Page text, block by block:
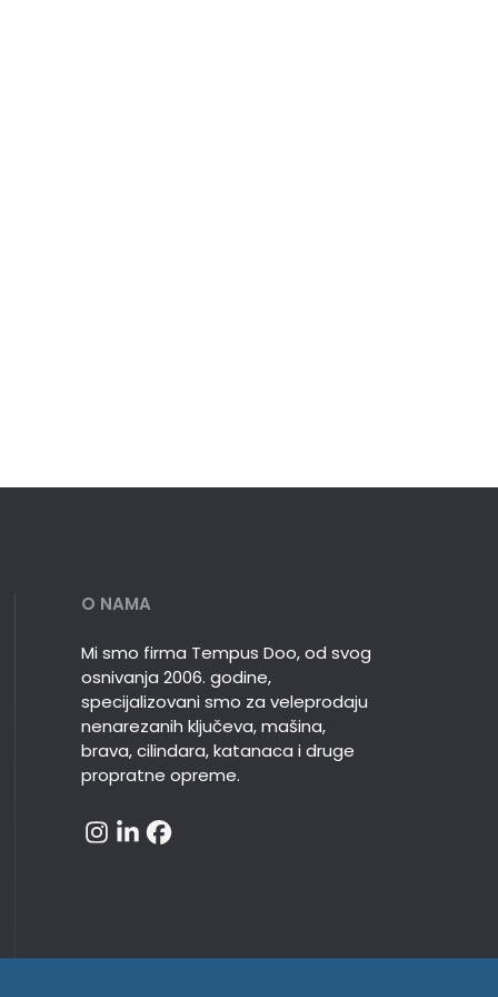
O NAMA
Mi smo firma Tempus Doo, od svog
osnivanja 2006. godine,
specijalizovani smo za veleprodaju
nenarezanih ključeva, mašina,
brava, cilindara, katanaca i druge
propratne opreme.